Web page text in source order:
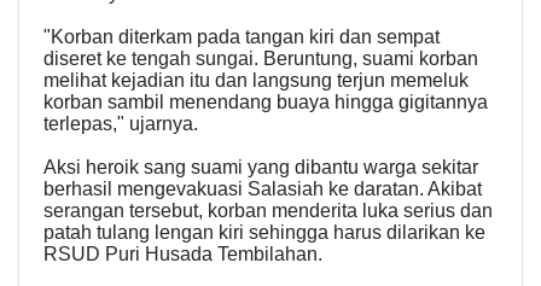
"Korban diterkam pada tangan kiri dan sempat
diseret ke tengah sungai. Beruntung, suami korban
melihat kejadian itu dan langsung terjun memeluk
korban sambil menendang buaya hingga gigitannya
terlepas," ujarnya.
Aksi heroik sang suami yang dibantu warga sekitar
berhasil mengevakuasi Salasiah ke daratan. Akibat
serangan tersebut, korban menderita luka serius dan
patah tulang lengan kiri sehingga harus dilarikan ke
RSUD Puri Husada Tembilahan.